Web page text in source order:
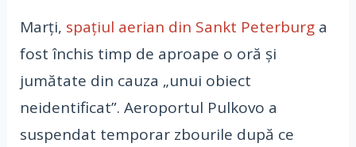
Marți, spațiul aerian din Sankt Peterburga
fost închis timp de aproape o oră și
jumătate din cauza „unui obiect
neidentificat”. Aeroportul Pulkovo a
suspendat temporar zbourile după ce